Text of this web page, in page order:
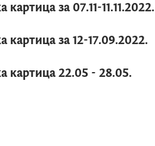
картица за 07.11-11.11.2022.
картица за 12-17.09.2022.
картица 22.05 - 28.05.